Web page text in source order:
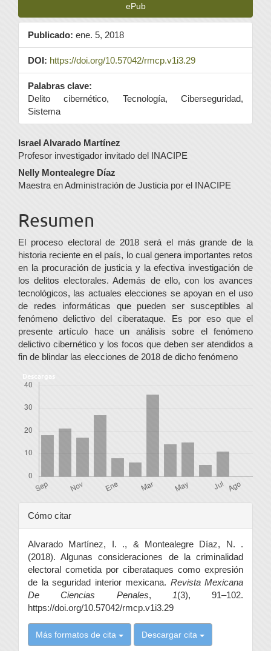
ePub
Publicado: ene. 5, 2018
DOI: https://doi.org/10.57042/rmcp.v1i3.29
Palabras clave:
Delito cibernético, Tecnología, Ciberseguridad,
Sistema
Contenido
principal
del
Israel Alvarado Martínez
Profesor investigador invitado del INACIPE
Nelly Montealegre Díaz
Maestra en Administración de Justicia por el INACIPE
Resumen
El proceso electoral de 2018 será el más grande de la
historia reciente en el país, lo cual genera importantes retos
en la procuración de justicia y la efectiva investigación de
los delitos electorales. Además de ello, con los avances
tecnológicos, las actuales elecciones se apoyan en el uso
de redes informáticas que pueden ser susceptibles al
fenómeno delictivo del ciberataque. Es por eso que el
presente artículo hace un análisis sobre el fenómeno
delictivo cibernético y los focos que deben ser atendidos a
fin de blindar las elecciones de 2018 de dicho fenómeno
Descargas
Detalles
del
artículo
Cómo citar
Alvarado Martínez, I. ., & Montealegre Díaz, N. .
(2018). Algunas consideraciones de la criminalidad
electoral cometida por ciberataques como expresión
de la seguridad interior mexicana. Revista Mexicana
De Ciencias Penales, 1(3), 91–102.
https://doi.org/10.57042/rmcp.v1i3.29
Más formatos de cita Descargar cita